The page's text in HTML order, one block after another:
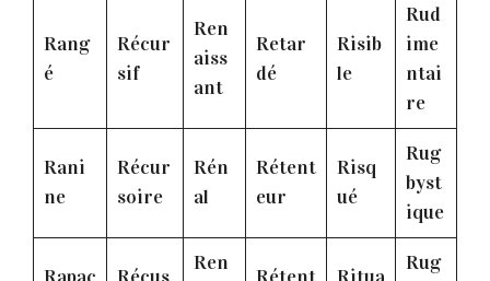
Rang
é
Récur
sif
Ren
aiss
ant
Retar
dé
Risib
le
Rud
ime
ntai
re
Rani
ne
Récur
soire
Rén
al
Rétent
eur
Risq
ué
Rug
byst
ique
Rapac
Récus
Ren
Rétent
Ritua
Rug